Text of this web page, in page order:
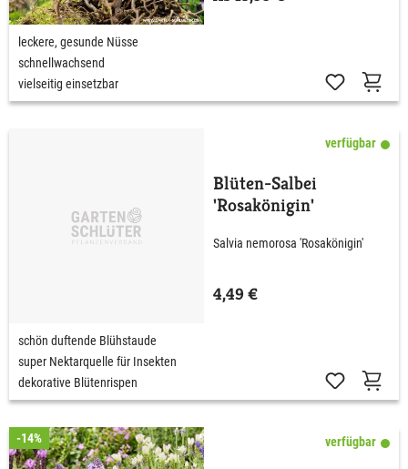
leckere, gesunde Nüsse
schnellwachsend
vielseitig einsetzbar
verfügbar
Blüten-Salbei
'Rosakönigin'
Salvia nemorosa 'Rosakönigin'
4,49 €
schön duftende Blühstaude
super Nektarquelle für Insekten
dekorative Blütenrispen
-14% verfügbar